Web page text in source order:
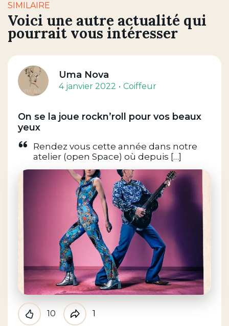
SIMILAIRE
Voici une autre actualité qui
pourrait vous intéresser
Uma Nova
4 janvier 2022 Coiffeur
On se la joue rockn’roll pour vos beaux
yeux
Rendez vous cette année dans notre
atelier (open Space) où depuis […]
Like
10
Partager
1